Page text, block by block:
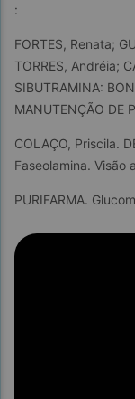
:
FORTES, Renata;
TORRES, Andréia;
SIBUTRAMINA:
MANUTENÇÃO DE
COLAÇO, Priscila.
Faseolamina. Visão
PURIFARMA.